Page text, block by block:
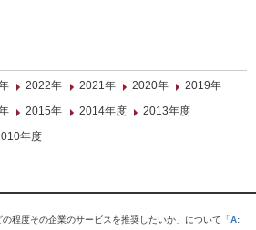
2022年 2021年 2020年
2019年
2015年 2014年度
2013年度
年度
程度その企業のサービスを推奨したいか」について「A: